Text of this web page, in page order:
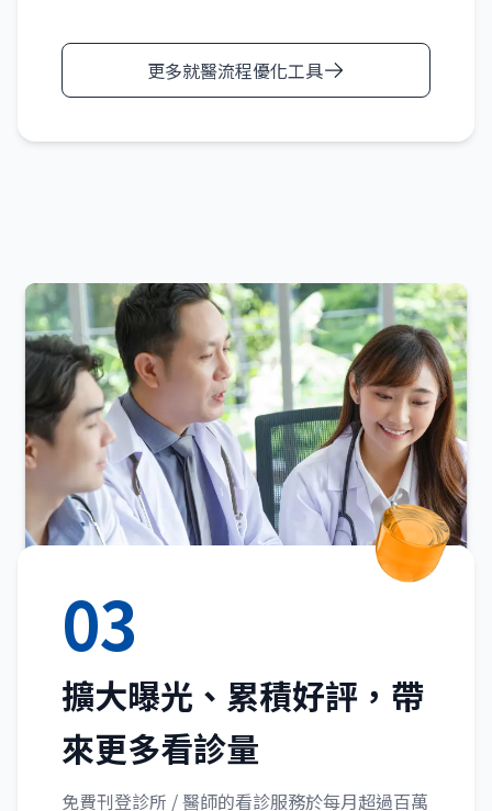
更多就醫流程優化工具
03
擴大曝光、累積好評，帶
來更多看診量
免費刊登診所 / 醫師的看診服務於每月超過百萬